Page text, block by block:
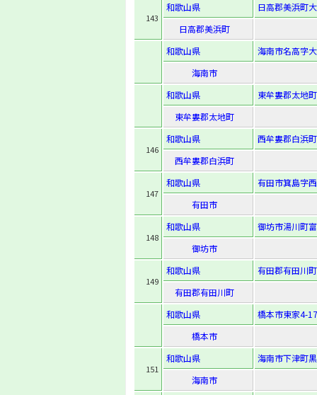
143
和歌山県
日高郡美浜町
日高郡美浜町
和歌山県
海南市名高字
海南市
和歌山県
東牟婁郡太地
東牟婁郡太地町
146
和歌山県
西牟婁郡白浜
西牟婁郡白浜町
147
和歌山県
有田市箕島字
有田市
148
和歌山県
御坊市湯川町
御坊市
149
和歌山県
有田郡有田川
有田郡有田川町
和歌山県
橋本市東家4-
橋本市
151
和歌山県
海南市下津町
海南市